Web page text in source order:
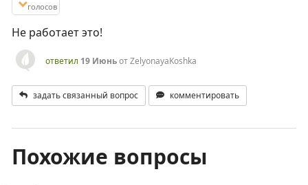
голосов
Не работает это!
ответил 19 ИюньотZelyonayaKoshka
задать связанный вопрос комментировать
Похожие вопросы